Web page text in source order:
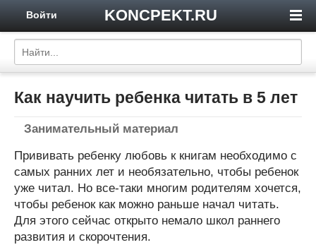
KONCPEKT.RU
Войти
Как научить ребенка читать в 5 лет
Занимательный материал
Прививать ребенку любовь к книгам необходимо с
самых ранних лет и необязательно, чтобы ребенок
уже читал. Но все-таки многим родителям хочется,
чтобы ребенок как можно раньше начал читать.
Для этого сейчас открыто немало школ раннего
развития и скорочтения.